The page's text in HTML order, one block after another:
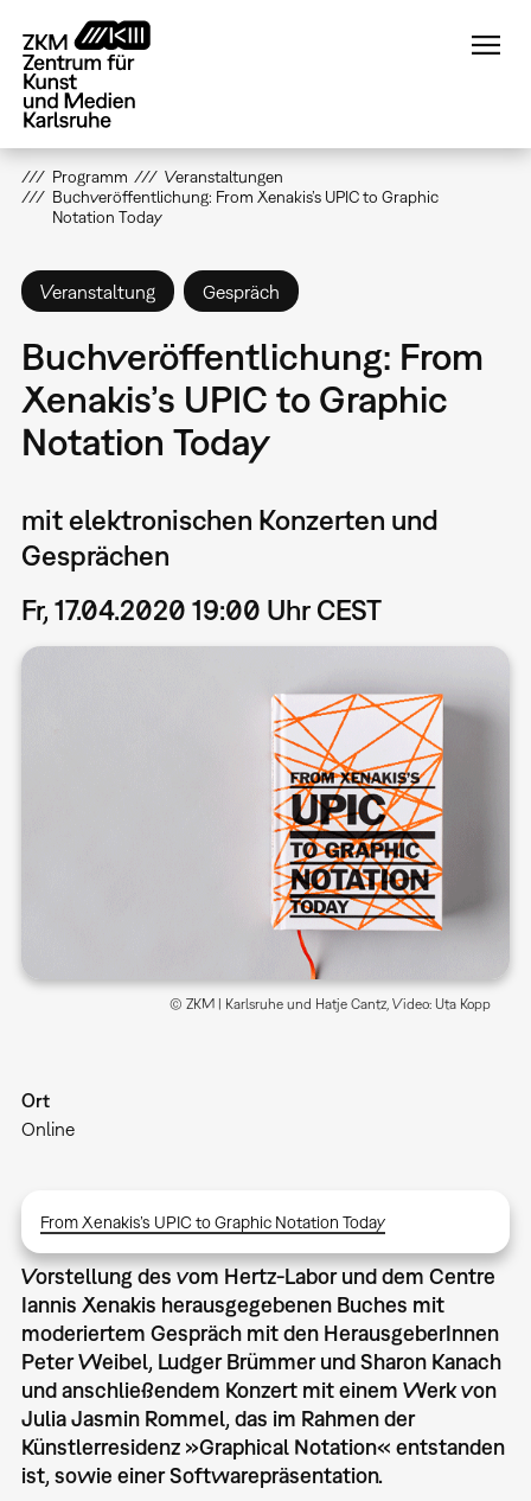
zum
Inhalt
Programm
Veranstaltungen
Buchveröffentlichung: From Xenakis’s UPIC to Graphic
Notation Today
Veranstaltung Gespräch
Buchveröffentlichung: From
Xenakis’s UPIC to Graphic
Notation Today
mit elektronischen Konzerten und
Gesprächen
Fr, 17.04.2020 19:00 Uhr CEST
© ZKM | Karlsruhe und Hatje Cantz, Video: Uta Kopp
Ort
Online
From Xenakis’s UPIC to Graphic Notation Today
Vorstellung des vom Hertz-Labor und dem Centre
Iannis Xenakis herausgegebenen Buches mit
moderiertem Gespräch mit den HerausgeberInnen
Peter Weibel, Ludger Brümmer und Sharon Kanach
und anschließendem Konzert mit einem Werk von
Julia Jasmin Rommel, das im Rahmen der
Künstlerresidenz »Graphical Notation« entstanden
ist, sowie einer Softwarepräsentation.